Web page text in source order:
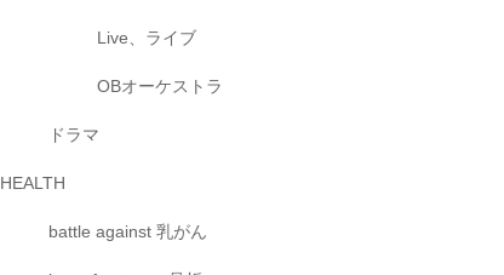
Live、ライブ
OBオーケストラ
ドラマ
HEALTH
battle against 乳がん